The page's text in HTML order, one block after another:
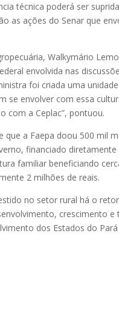
técnica poderá ser
as ações do Senar que
Walkymário
envolvida nas
foi criada uma
se envolver com essa
com a Ceplac”, pontuou.
que a Faepa doou 500 mil
financiado
familiar beneficiando
2 milhões de reais.
no setor rural há o
crescimento
dos Estados do